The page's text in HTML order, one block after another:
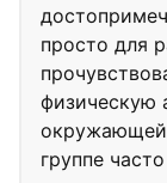
просто для
физическую
окружающей
группе